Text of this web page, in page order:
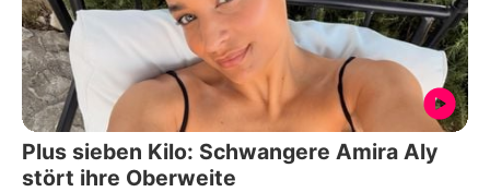
Plus sieben Kilo: Schwangere Amira Aly
stört ihre Oberweite